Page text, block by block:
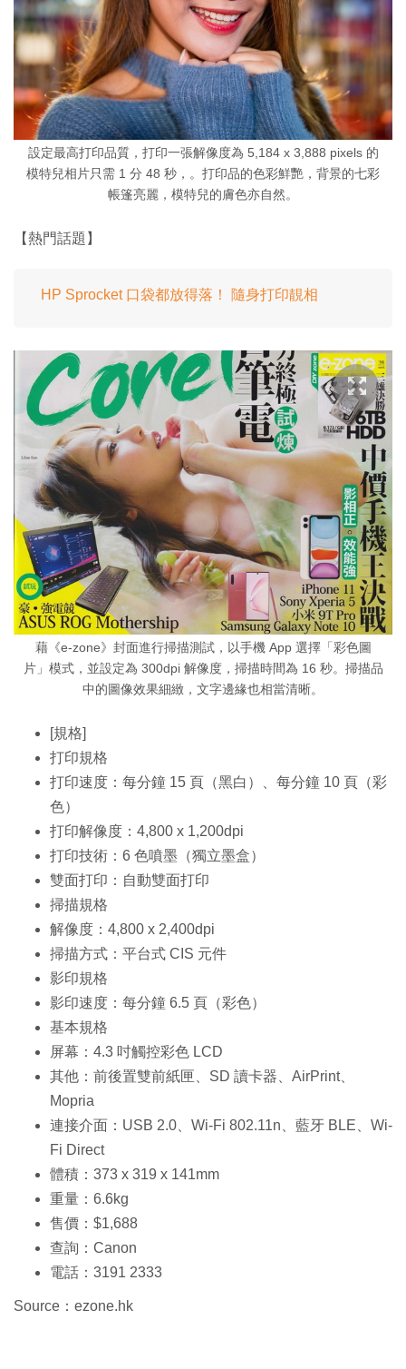
設定最高打印品質，打印一張解像度為 5,184 x 3,888 pixels 的
模特兒相片只需 1 分 48 秒，。打印品的色彩鮮艷，背景的七彩
帳篷亮麗，模特兒的膚色亦自然。
【熱門話題】
HP Sprocket 口袋都放得落！ 隨身打印靚相
藉《e-zone》封面進行掃描測試，以手機 App 選擇「彩色圖
片」模式，並設定為 300dpi 解像度，掃描時間為 16 秒。掃描品
中的圖像效果細緻，文字邊緣也相當清晰。
[規格]
打印規格
打印速度：每分鐘 15 頁（黑白）、每分鐘 10 頁（彩
色）
打印解像度：4,800 x 1,200dpi
打印技術：6 色噴墨（獨立墨盒）
雙面打印：自動雙面打印
掃描規格
解像度：4,800 x 2,400dpi
掃描方式：平台式 CIS 元件
影印規格
影印速度：每分鐘 6.5 頁（彩色）
基本規格
屏幕：4.3 吋觸控彩色 LCD
其他：前後置雙前紙匣、SD 讀卡器、AirPrint、
Mopria
連接介面：USB 2.0、Wi-Fi 802.11n、藍牙 BLE、Wi-
Fi Direct
體積：373 x 319 x 141mm
重量：6.6kg
售價：$1,688
查詢：Canon
電話：3191 2333
Source：ezone.hk